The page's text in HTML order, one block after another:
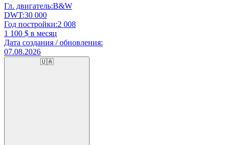
Гл. двигатель:B&W
DWT:30 000
Год постройки:2 008
1 100 $ в месяц
Дата создания / обновления:
07.08.2026
🇺🇦